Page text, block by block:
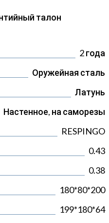
талон
2 года
Оружейная сталь
Латунь
Настенное, на саморезы
RESPINGO
0.43
0.38
180*80*200
199*180*64